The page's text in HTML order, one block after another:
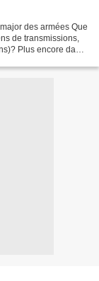
des armées Que
de transmissions,
Plus encore dans